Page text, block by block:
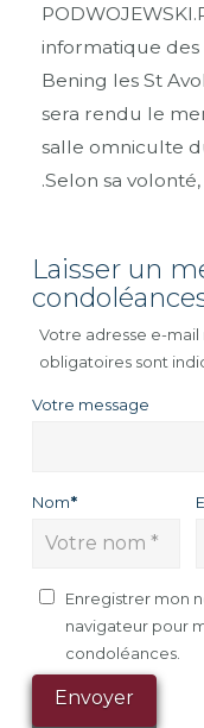
informatique des
Bening les St
sera rendu le
salle omniculte
.Selon sa
Laisser un
Votre adresse e-mail
obligatoires sont
Votre message
Nom*
Enregistrer mon
navigateur pour
condoléances.